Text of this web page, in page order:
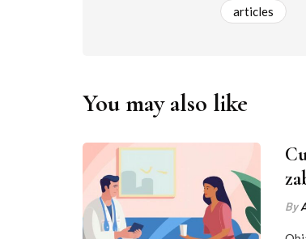
articles
You may also like
By